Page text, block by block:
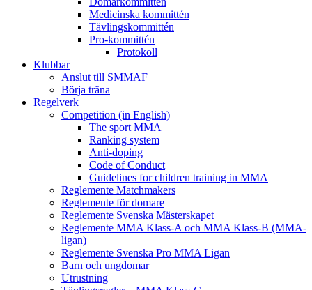
Medicinska kommittén
Tävlingskommittén
Pro-kommittén
Protokoll
Klubbar
Anslut till SMMAF
Börja träna
Regelverk
Competition (in English)
The sport MMA
Ranking system
Anti-doping
Code of Conduct
Guidelines for children training in MMA
Reglemente Matchmakers
Reglemente för domare
Reglemente Svenska Mästerskapet
Reglemente MMA Klass-A och MMA Klass-B (MMA-
ligan)
Reglemente Svenska Pro MMA Ligan
Barn och ungdomar
Utrustning